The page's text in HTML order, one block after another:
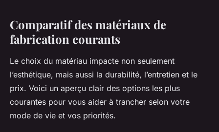
Comparatif des matériaux de
fabrication courants
Le choix du matériau impacte non seulement
l’esthétique, mais aussi la durabilité, l’entretien et le
prix. Voici un aperçu clair des options les plus
courantes pour vous aider à trancher selon votre
mode de vie et vos priorités.